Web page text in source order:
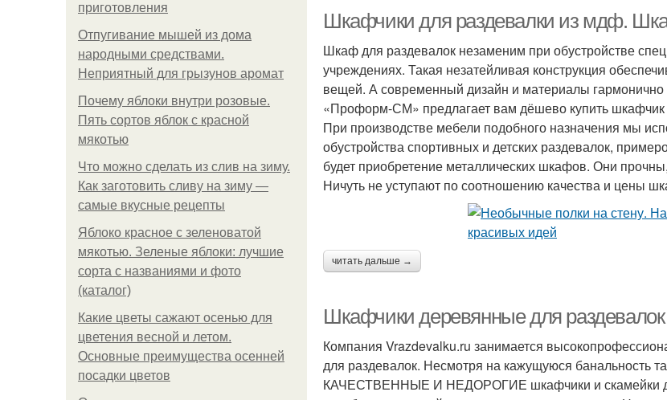
приготовления
Отпугивание мышей из дома
народными средствами.
Неприятный для грызунов аромат
Почему яблоки внутри розовые.
Пять сортов яблок с красной
мякотью
Что можно сделать из слив на зиму.
Как заготовить сливу на зиму —
самые вкусные рецепты
Яблоко красное с зеленоватой
мякотью. Зеленые яблоки: лучшие
сорта с названиями и фото
(каталог)
Какие цветы сажают осенью для
цветения весной и летом.
Основные преимущества осенней
посадки цветов
Шкафчики для раздевалки из мдф.
Шкаф для раздевалок незаменим при обустройстве
учреждениях. Такая незатейливая конструкция
вещей. А современный дизайн и материалы
«Проформ-СМ» предлагает вам дёшево купить шкафчик
При производстве мебели подобного назначения мы
обустройства спортивных и детских раздевалок,
будет приобретение металлических шкафов. Они
Ничуть не уступают по соотношению качества и цены
читать дальше →
Шкафчики деревянные для
Компания Vrazdevalku.ru занимается
для раздевалок. Несмотря на кажущуюся банальность
КАЧЕСТВЕННЫЕ И НЕДОРОГИЕ шкафчики и скамейки